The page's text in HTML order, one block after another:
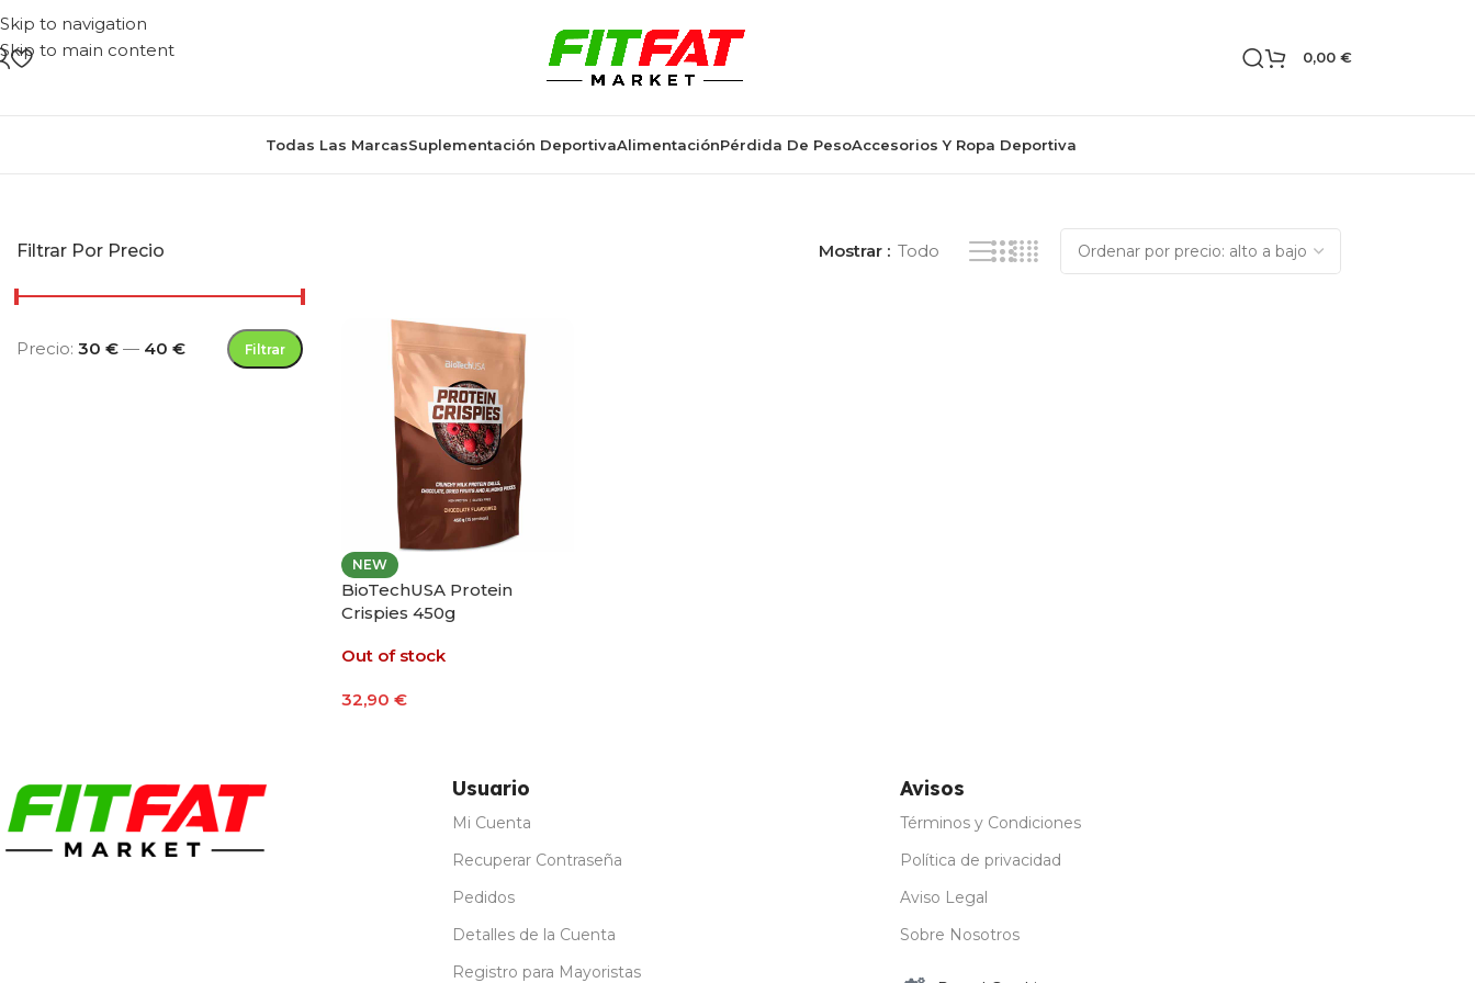
Skip to navigation
Skip to main content
0,00 €
Todas Las MarcasSuplementación DeportivaAlimentaciónPérdida De PesoAccesorios Y Ropa Deportiva
Filtrar Por Precio
Filtrar
Precio: 30 € — 40 €
Mostrar Todo
NEW
BioTechUSA Protein
Crispies 450g
Out of stock
32,90 €
Usuario
Mi Cuenta
Recuperar Contraseña
Pedidos
Detalles de la Cuenta
Registro para Mayoristas
Avisos
Términos y Condiciones
Política de privacidad
Aviso Legal
Sobre Nosotros